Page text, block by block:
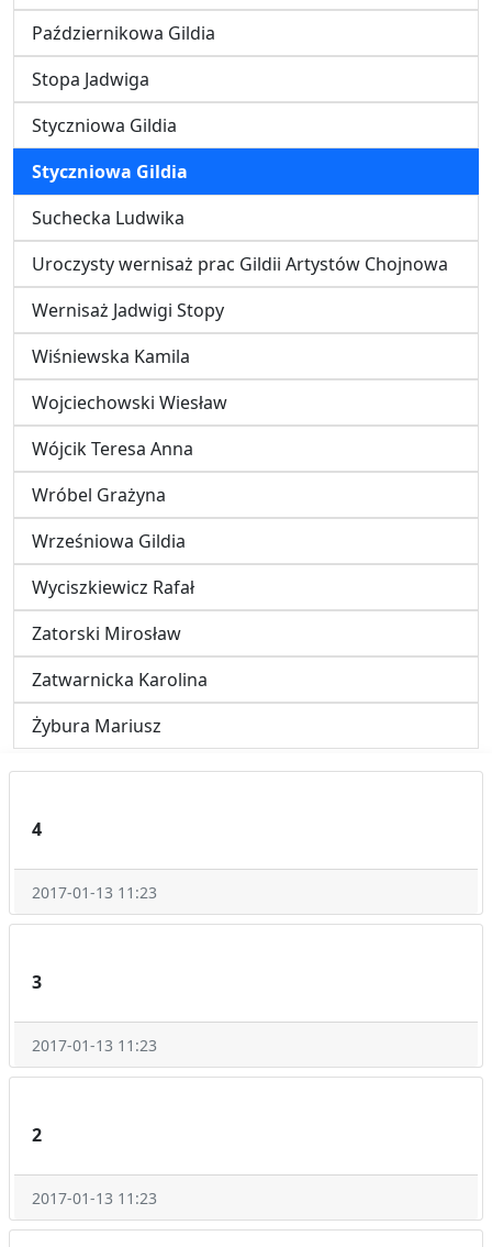
Październikowa Gildia
Stopa Jadwiga
Styczniowa Gildia
Styczniowa Gildia
Suchecka Ludwika
Uroczysty wernisaż prac Gildii Artystów Chojnowa
Wernisaż Jadwigi Stopy
Wiśniewska Kamila
Wojciechowski Wiesław
Wójcik Teresa Anna
Wróbel Grażyna
Wrześniowa Gildia
Wyciszkiewicz Rafał
Zatorski Mirosław
Zatwarnicka Karolina
Żybura Mariusz
4
2017-01-13 11:23
3
2017-01-13 11:23
2
2017-01-13 11:23